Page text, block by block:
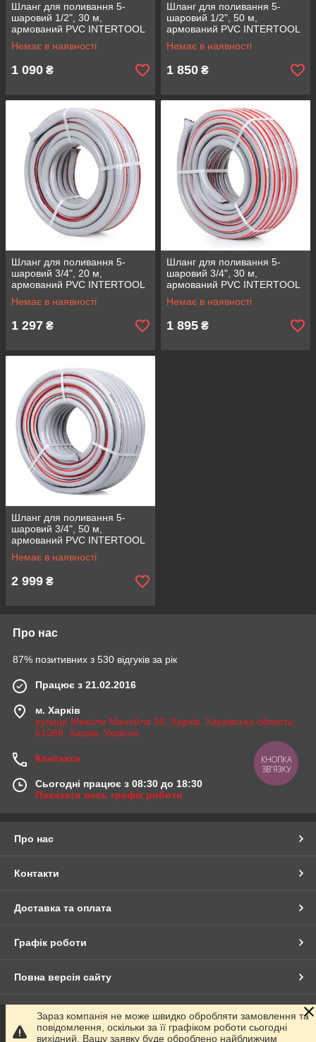
Шланг для поливання 5-
шаровий 1/2", 30 м,
армований PVC INTERTOOL
GE-4133
Немає в наявності
1 090 ₴
Шланг для поливання 5-
шаровий 1/2", 50 м,
армований PVC INTERTOOL
GE-4135
Немає в наявності
1 850 ₴
Шланг для поливання 5-
шаровий 3/4", 20 м,
армований PVC INTERTOOL
GE-4142
Немає в наявності
1 297 ₴
Шланг для поливання 5-
шаровий 3/4", 30 м,
армований PVC INTERTOOL
GE-4143
Немає в наявності
1 895 ₴
Шланг для поливання 5-
шаровий 3/4", 50 м,
армований PVC INTERTOOL
GE-4145
Немає в наявності
2 999 ₴
Про нас
87% позитивних з 530 відгуків за рік
Працює з 21.02.2016
м. Харків
вулиця Миколи Манойла 38, Харків, Харківська область,
61068, Харків, Україна
Контакти
Сьогодні працює з 08:30 до 18:30
Показати весь графік роботи
Про нас
Контакти
Доставка та оплата
Графік роботи
Повна версія сайту
Сайт створено на маркетплейсі Prom.ua
Зараз компанія не може швидко обробляти замовлення та
повідомлення, оскільки за її графіком роботи сьогодні
вихідний. Вашу заявку буде оброблено найближчим
КНОПКА
ЗВ'ЯЗКУ